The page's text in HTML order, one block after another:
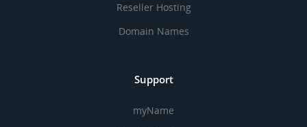
Reseller Hosting
Domain Names
Support
myName